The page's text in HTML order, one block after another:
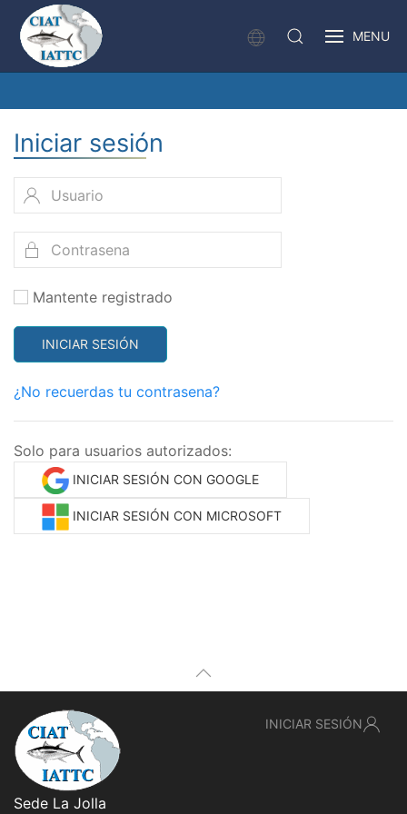
MENU
Iniciar sesión
Mantente registrado
INICIAR SESIÓN
¿No recuerdas tu contrasena?
Solo para usuarios autorizados:
INICIAR SESIÓN CON GOOGLE
INICIAR SESIÓN CON MICROSOFT
Sede La Jolla
INICIAR SESIÓN